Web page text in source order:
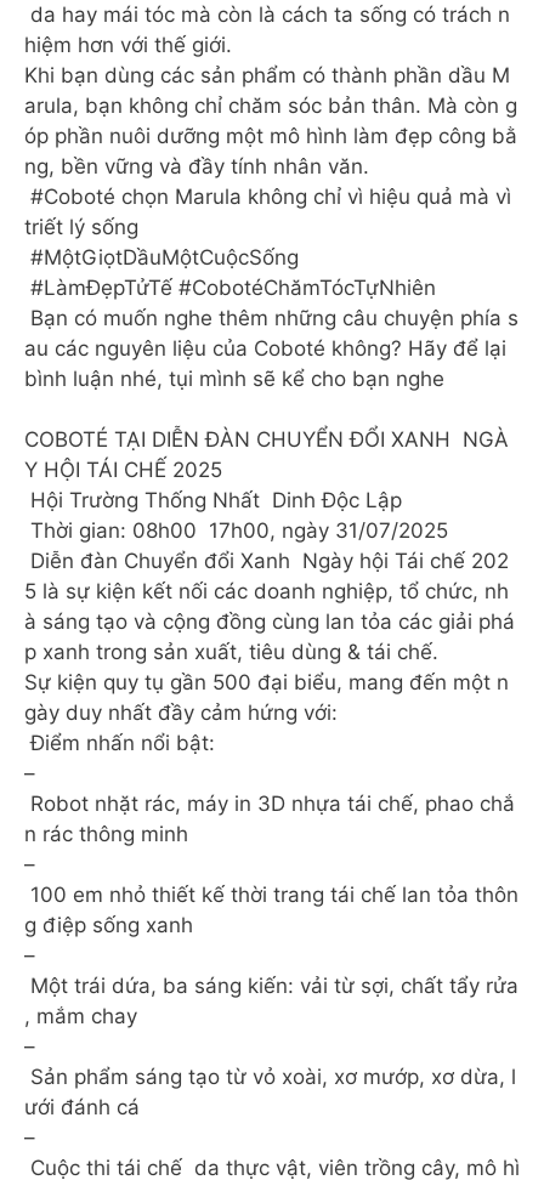
da hay mái tóc mà còn là cách ta sống có trách n
hiệm hơn với thế giới.
Khi bạn dùng các sản phẩm có thành phần dầu M
arula, bạn không chỉ chăm sóc bản thân. Mà còn g
óp phần nuôi dưỡng một mô hình làm đẹp công bằ
ng, bền vững và đầy tính nhân văn.
#Coboté chọn Marula không chỉ vì hiệu quả mà vì
triết lý sống
#MộtGiọtDầuMộtCuộcSống
#LàmĐẹpTửTế #CobotéChămTócTựNhiên
Bạn có muốn nghe thêm những câu chuyện phía s
au các nguyên liệu của Coboté không? Hãy để lại
bình luận nhé, tụi mình sẽ kể cho bạn nghe ️
COBOTÉ TẠI DIỄN ĐÀN CHUYỂN ĐỔI XANH NGÀ
Y HỘI TÁI CHẾ 2025
Hội Trường Thống Nhất Dinh Độc Lập
Thời gian: 08h00 17h00, ngày 31/07/2025
️ Diễn đàn Chuyển đổi Xanh Ngày hội Tái chế 202
5 là sự kiện kết nối các doanh nghiệp, tổ chức, nh
à sáng tạo và cộng đồng cùng lan tỏa các giải phá
p xanh trong sản xuất, tiêu dùng & tái chế.
Sự kiện quy tụ gần 500 đại biểu, mang đến một n
gày duy nhất đầy cảm hứng với:
Điểm nhấn nổi bật:
–
Robot nhặt rác, máy in 3D nhựa tái chế, phao chắ
n rác thông minh
–
100 em nhỏ thiết kế thời trang tái chế lan tỏa thôn
g điệp sống xanh
–
Một trái dứa, ba sáng kiến: vải từ sợi, chất tẩy rửa
, mắm chay
–
Sản phẩm sáng tạo từ vỏ xoài, xơ mướp, xơ dừa, l
ưới đánh cá
–
Cuộc thi tái chế da thực vật, viên trồng cây, mô hì